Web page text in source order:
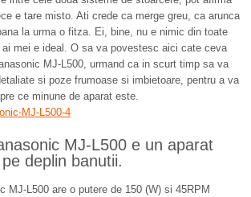
e tare misto. Ati crede ca merge greu, ca arunca
la urma o fitza. Ei, bine, nu e nimic din toate
mei e ideal. O sa va povestesc aici cate ceva
MJ-L500, urmand ca in scurt timp sa va
si poze frumoase si imbietoare, pentru a va
ce minune de aparat este.
MJ-L500 e un aparat
deplin banutii.
MJ-L500 are o putere de 150 (W) si 45RPM